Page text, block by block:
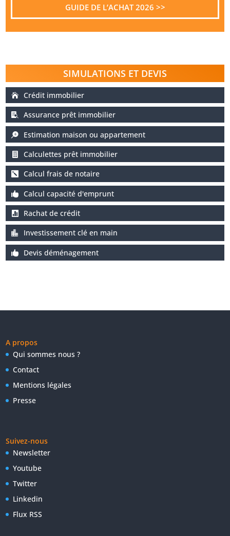
GUIDE DE L’ACHAT 2026 >>
SIMULATIONS ET DEVIS
Crédit immobilier
Assurance prêt immobilier
Estimation maison ou appartement
Calculettes prêt immobilier
Calcul frais de notaire
Calcul capacité d'emprunt
Rachat de crédit
Investissement clé en main
Devis déménagement
A propos
Qui sommes nous ?
Contact
Mentions légales
Presse
Suivez-nous
Newsletter
Youtube
Twitter
Linkedin
Flux RSS